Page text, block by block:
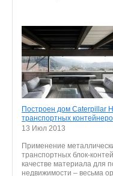
Построен дом Caterpillar
транспортных
13 Июл 2013
Применение
транспортных блок-
качестве материала для
недвижимости – весьма